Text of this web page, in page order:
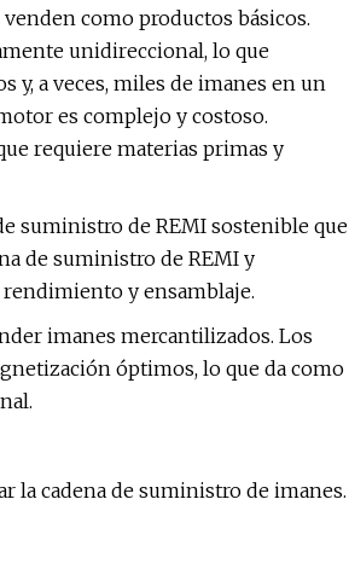
como productos básicos.
unidireccional, lo que
y, a veces, miles de imanes en un
es complejo y costoso.
requiere materias primas y
suministro de REMI sostenible que
de suministro de REMI y
rendimiento y ensamblaje.
imanes mercantilizados. Los
óptimos, lo que da como
la cadena de suministro de imanes.